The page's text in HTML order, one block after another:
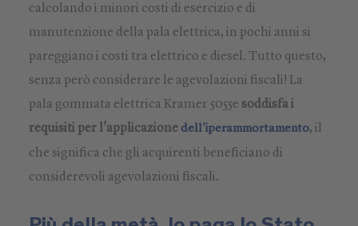
calcolando i minori costi di esercizio e di
manutenzione della pala elettrica, in pochi anni si
pareggiano i costi tra elettrico e diesel. Tutto questo,
senza però considerare le agevolazioni fiscali! La
pala gommata elettrica Kramer 5055e soddisfa i
requisiti per l'applicazione dell'iperammortamento, il
che significa che gli acquirenti beneficiano di
considerevoli agevolazioni fiscali.